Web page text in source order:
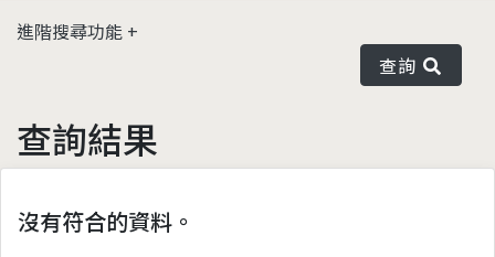
進階搜尋功能
查詢
查詢結果
沒有符合的資料。